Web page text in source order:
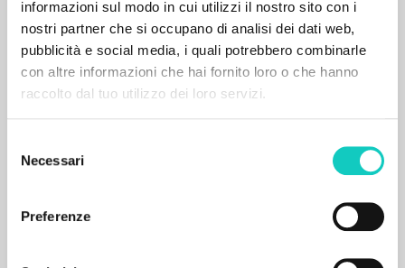
informazioni sul modo in cui utilizzi il nostro sito con i
nostri partner che si occupano di analisi dei dati web,
pubblicità e social media, i quali potrebbero combinarle
con altre informazioni che hai fornito loro o che hanno
raccolto dal tuo utilizzo dei loro servizi.
delNecessari
Preferenze
A
Z